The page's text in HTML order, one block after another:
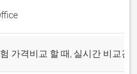
가격비교 할 때, 실시간 비교견